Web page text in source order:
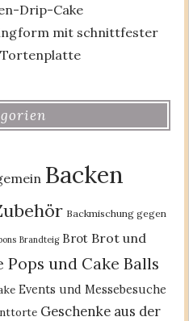
Drip-Cake
mit schnittfester
Backen
Backmischung gegen
Brandteig Brot Brot und
Pops und Cake Balls
Events und Messebesuche
Geschenke aus der